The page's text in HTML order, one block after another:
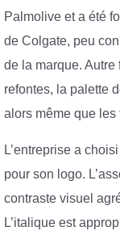
Palmolive et a été
de Colgate, peu
de la marque.
refontes, la palette
alors même que
L’entreprise a
pour son logo.
contraste visuel
L’italique est